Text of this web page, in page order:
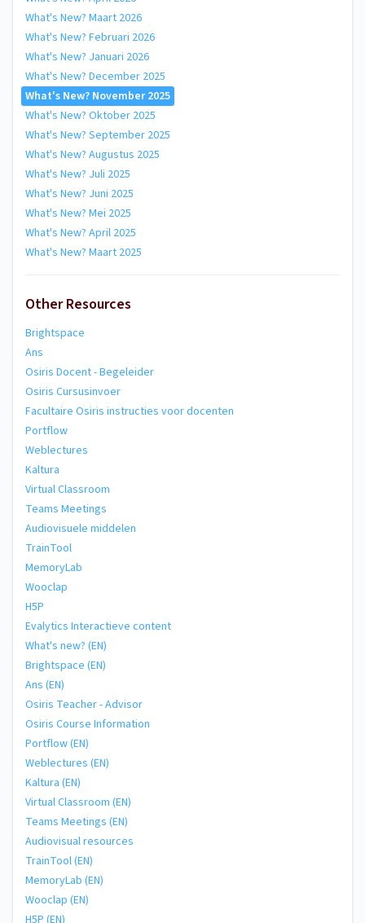
What's New? Maart 2026
What's New? Februari 2026
What's New? Januari 2026
What's New? December 2025
What's New? November 2025
What's New? Oktober 2025
What's New? September 2025
What's New? Augustus 2025
What's New? Juli 2025
What's New? Juni 2025
What's New? Mei 2025
What's New? April 2025
What's New? Maart 2025
Other Resources
Brightspace
Ans
Osiris Docent - Begeleider
Osiris Cursusinvoer
Facultaire Osiris instructies voor docenten
Portflow
Weblectures
Kaltura
Virtual Classroom
Teams Meetings
Audiovisuele middelen
TrainTool
MemoryLab
Wooclap
H5P
Evalytics Interactieve content
What's new? (EN)
Brightspace (EN)
Ans (EN)
Osiris Teacher - Advisor
Osiris Course Information
Portflow (EN)
Weblectures (EN)
Kaltura (EN)
Virtual Classroom (EN)
Teams Meetings (EN)
Audiovisual resources
TrainTool (EN)
MemoryLab (EN)
Wooclap (EN)
H5P (EN)